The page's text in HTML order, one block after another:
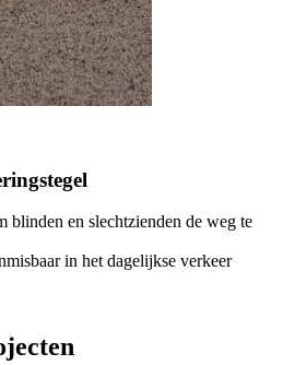
blinden en slechtzienden de weg te
in het dagelijkse verkeer